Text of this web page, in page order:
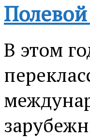
В этом